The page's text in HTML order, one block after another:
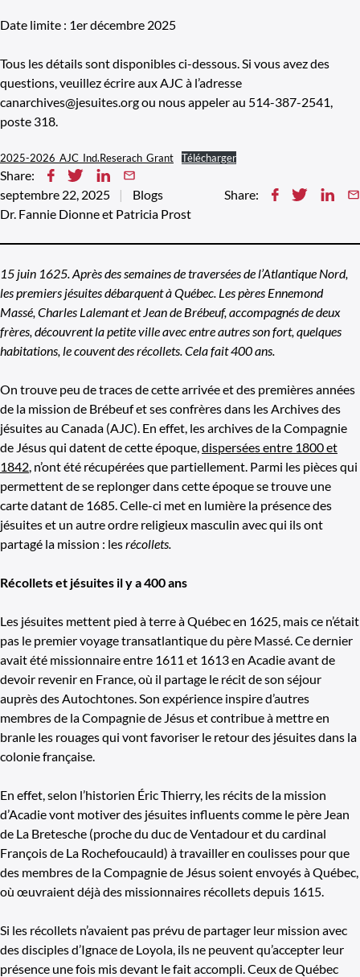
Date limite : 1er décembre 2025
Tous les détails sont disponibles ci-dessous. Si vous avez des
questions, veuillez écrire aux AJC à l’adresse
canarchives@jesuites.org ou nous appeler au 514-387-2541,
poste 318.
2025-2026_AJC_Ind.Reserach_Grant Télécharger
Share:
septembre 22, 2025
Blogs
Share:
Dr. Fannie Dionne et Patricia Prost
15 juin 1625. Après des semaines de traversées de l’Atlantique Nord,
les premiers jésuites débarquent à Québec. Les pères Ennemond
Massé, Charles Lalemant et Jean de Brébeuf, accompagnés de deux
frères, découvrent la petite ville avec entre autres son fort, quelques
habitations, le couvent des récollets. Cela fait 400 ans.
On trouve peu de traces de cette arrivée et des premières années
de la mission de Brébeuf et ses confrères dans les Archives des
jésuites au Canada (AJC). En effet, les archives de la Compagnie
de Jésus qui datent de cette époque,dispersées entre 1800 et
1842, n’ont été récupérées que partiellement. Parmi les pièces qui
permettent de se replonger dans cette époque se trouve une
carte datant de 1685. Celle-ci met en lumière la présence des
jésuites et un autre ordre religieux masculin avec qui ils ont
partagé la mission : lesrécollets.
Récollets et jésuites il y a 400 ans
Les jésuites mettent pied à terre à Québec en 1625, mais ce n’était
pas le premier voyage transatlantique du père Massé. Ce dernier
avait été missionnaire entre 1611 et 1613 en Acadie avant de
devoir revenir en France, où il partage le récit de son séjour
auprès des Autochtones. Son expérience inspire d’autres
membres de la Compagnie de Jésus et contribue à mettre en
branle les rouages qui vont favoriser le retour des jésuites dans la
colonie française.
En effet, selon l’historien Éric Thierry, les récits de la mission
d’Acadie vont motiver des jésuites influents comme le père Jean
de La Bretesche (proche du duc de Ventadour et du cardinal
François de La Rochefoucauld) à travailler en coulisses pour que
des membres de la Compagnie de Jésus soient envoyés à Québec,
où œuvraient déjà des missionnaires récollets depuis 1615.
Si les récollets n’avaient pas prévu de partager leur mission avec
des disciples d’Ignace de Loyola, ils ne peuvent qu’accepter leur
présence une fois mis devant le fait accompli. Ceux de Québec